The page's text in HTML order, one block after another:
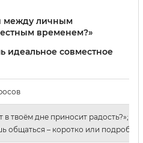
между личным
временем?»
идеальное совместное
в твоём дне приносит радость?»;
общаться – коротко или